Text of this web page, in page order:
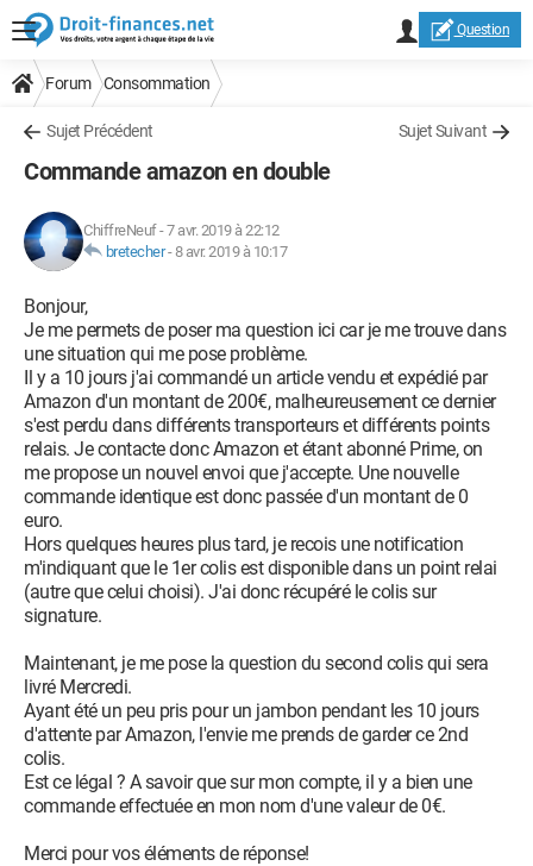
Question
Forum Consommation
Sujet Précédent Sujet Suivant
Commande amazon en double
ChiffreNeuf-7 avr. 2019 à 22:12
bretecher-8 avr. 2019 à 10:17
Bonjour,
Je me permets de poser ma question ici car je me trouve dans
une situation qui me pose problème.
Il y a 10 jours j'ai commandé un article vendu et expédié par
Amazon d'un montant de 200€, malheureusement ce dernier
s'est perdu dans différents transporteurs et différents points
relais. Je contacte donc Amazon et étant abonné Prime, on
me propose un nouvel envoi que j'accepte. Une nouvelle
commande identique est donc passée d'un montant de 0
euro.
Hors quelques heures plus tard, je recois une notification
m'indiquant que le 1er colis est disponible dans un point relai
(autre que celui choisi). J'ai donc récupéré le colis sur
signature.
Maintenant, je me pose la question du second colis qui sera
livré Mercredi.
Ayant été un peu pris pour un jambon pendant les 10 jours
d'attente par Amazon, l'envie me prends de garder ce 2nd
colis.
Est ce légal ? A savoir que sur mon compte, il y a bien une
commande effectuée en mon nom d'une valeur de 0€.
Merci pour vos éléments de réponse!